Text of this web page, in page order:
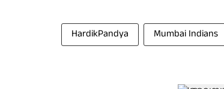
HardikPandya Mumbai Indians